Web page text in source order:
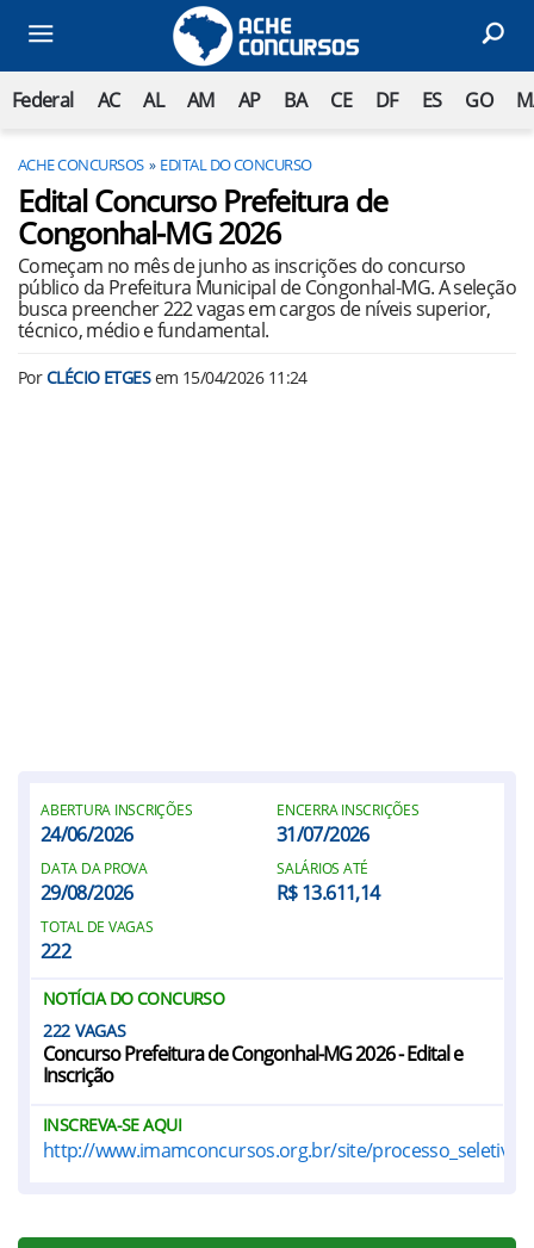
Federal AC AL AM AP BA CE DF ES GO
ACHE CONCURSOS EDITAL DO CONCURSO
Edital Concurso Prefeitura de
Congonhal-MG 2026
Começam no mês de junho as inscrições do concurso
público da Prefeitura Municipal de Congonhal-MG. A seleção
busca preencher 222 vagas em cargos de níveis superior,
técnico, médio e fundamental.
PorCLÉCIO ETGESem 15/04/2026 11:24
ABERTURA INSCRIÇÕES
24/06/2026
ENCERRA INSCRIÇÕES
31/07/2026
DATA DA PROVA
29/08/2026
SALÁRIOS ATÉ
R$ 13.611,14
TOTAL DE VAGAS
222
NOTÍCIA DO CONCURSO
222
Concurso Prefeitura de Congonhal-MG 2026 - Edital e
Inscrição
INSCREVA-SE AQUI
http://www.imamconcursos.org.br/site/